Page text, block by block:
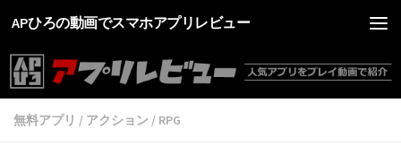
APひろの動画でスマホアプリレビュー
無料アプリ / アクション / RPG